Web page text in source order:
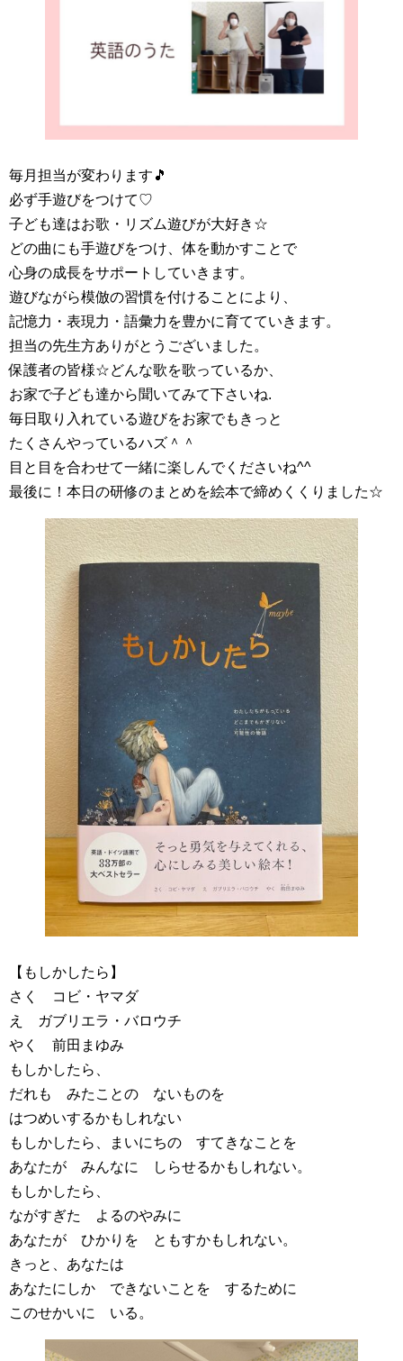
毎月担当が変わります🎵
必ず手遊びをつけて♡
子ども達はお歌・リズム遊びが大好き☆
どの曲にも手遊びをつけ、体を動かすことで
心身の成長をサポートしていきます。
遊びながら模倣の習慣を付けることにより、
記憶力・表現力・語彙力を豊かに育てていきます。
担当の先生方ありがとうございました。
保護者の皆様☆どんな歌を歌っているか、
お家で子ども達から聞いてみて下さいね.
毎日取り入れている遊びをお家でもきっと
たくさんやっているハズ＾＾
目と目を合わせて一緒に楽しんでくださいね^^
最後に！本日の研修のまとめを絵本で締めくくりました☆
【もしかしたら】
さく コビ・ヤマダ
え ガブリエラ・バロウチ
やく 前田まゆみ
もしかしたら、
だれも みたことの ないものを
はつめいするかもしれない
もしかしたら、まいにちの すてきなことを
あなたが みんなに しらせるかもしれない。
もしかしたら、
ながすぎた よるのやみに
あなたが ひかりを ともすかもしれない。
きっと、あなたは
あなたにしか できないことを するために
このせかいに いる。